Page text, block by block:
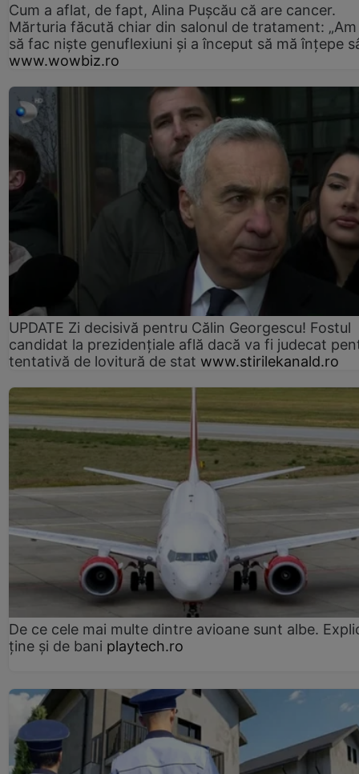
Cum a aflat, de fapt, Alina Pușcău că are cancer.
Mărturia făcută chiar din salonul de tratament:
să fac niște genuflexiuni și a început să mă înțepe
www.wowbiz.ro
UPDATE Zi decisivă pentru Călin Georgescu! Fostul
candidat la prezidențiale află dacă va fi judecat
tentativă de lovitură de stat www.stirilekanald.ro
De ce cele mai multe dintre avioane sunt albe.
ține și de bani playtech.ro